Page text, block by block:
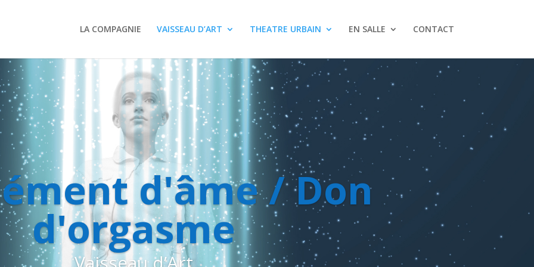
LA COMPAGNIE VAISSEAU D’ART THEATRE URBAIN EN SALLE CONTACT
d'âme / Don
d'orgasme